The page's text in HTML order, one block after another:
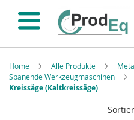
Home Alle Produkte
Spanende Werkzeugmaschinen
Kreissäge (Kaltkreissäge)